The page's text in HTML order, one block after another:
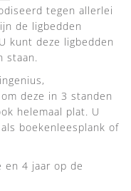
tegen allerlei
de ligbedden
kunt deze ligbedden
staan.
deze in 3 standen
helemaal plat. U
boekenleesplank of
en 4 jaar op de